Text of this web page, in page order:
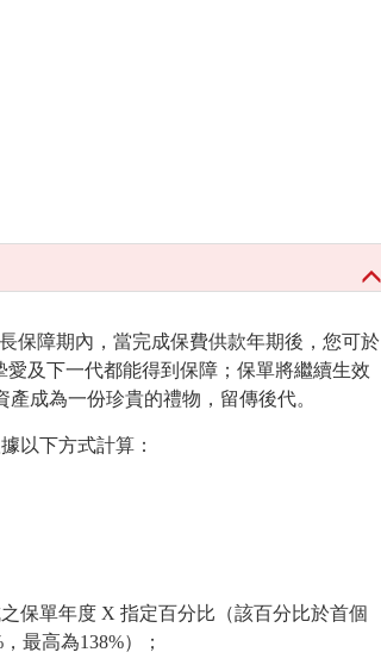
保障期內，當完成保費供款年期後，您可於
愛及下一代都能得到保障；保單將繼續生效
成為一份珍貴的禮物，留傳後代。
以下方式計算：
保單年度 X 指定百分比（該百分比於首個
最高為138%）；